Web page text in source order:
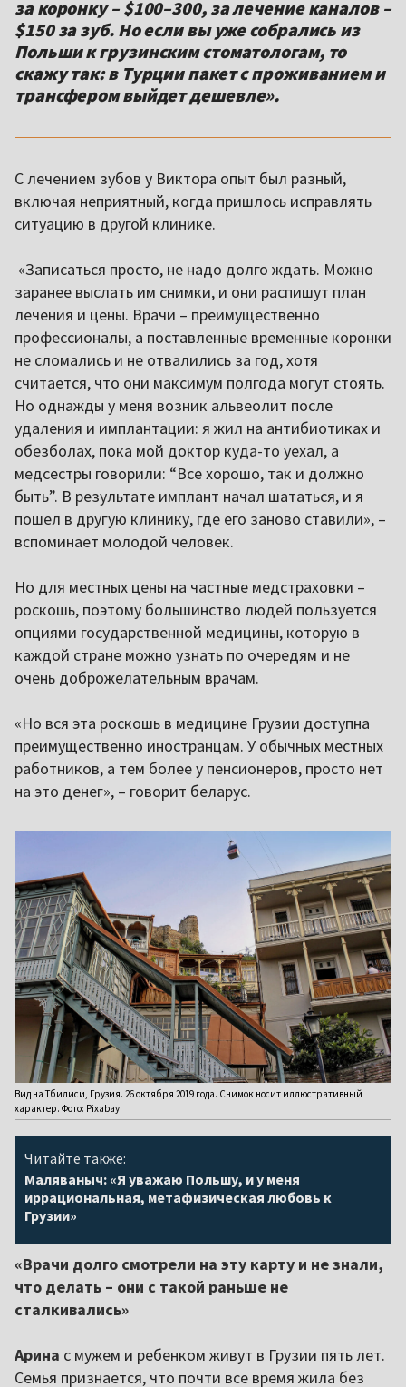
за коронку – $100–300, за лечение каналов –
$150 за зуб. Но если вы уже собрались из
Польши к грузинским стоматологам, то
скажу так: в Турции пакет с проживанием и
трансфером выйдет дешевле».
С лечением зубов у Виктора опыт был разный,
включая неприятный, когда пришлось исправлять
ситуацию в другой клинике.
«Записаться просто, не надо долго ждать. Можно
заранее выслать им снимки, и они распишут план
лечения и цены. Врачи – преимущественно
профессионалы, а поставленные временные коронки
не сломались и не отвалились за год, хотя
считается, что они максимум полгода могут стоять.
Но однажды у меня возник альвеолит после
удаления и имплантации: я жил на антибиотиках и
обезболах, пока мой доктор куда-то уехал, а
медсестры говорили: “Все хорошо, так и должно
быть”. В результате имплант начал шататься, и я
пошел в другую клинику, где его заново ставили», –
вспоминает молодой человек.
Но для местных цены на частные медстраховки –
роскошь, поэтому большинство людей пользуется
опциями государственной медицины, которую в
каждой стране можно узнать по очередям и не
очень доброжелательным врачам.
«Но вся эта роскошь в медицине Грузии доступна
преимущественно иностранцам. У обычных местных
работников, а тем более у пенсионеров, просто нет
на это денег», – говорит беларус.
Вид на Тбилиси, Грузия. 26 октября 2019 года. Снимок носит иллюстративный
характер. Фото: Pixabay
Читайте также:
Маляваныч: «Я уважаю Польшу, и у меня
иррациональная, метафизическая любовь к
Грузии»
«Врачи долго смотрели на эту карту и не знали,
что делать – они с такой раньше не
сталкивались»
Арина с мужем и ребенком живут в Грузии пять лет.
Семья признается, что почти все время жила без